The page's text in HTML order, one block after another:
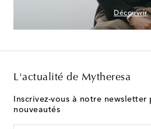
Découvrir
L'actualité de Mytheresa
Inscrivez-vous à notre
nouveautés